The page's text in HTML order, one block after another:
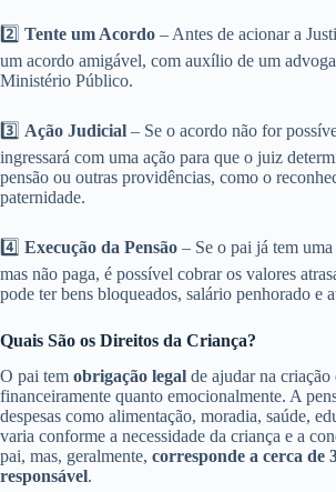
2️⃣ Tente um Acordo – Antes de acionar a
um acordo amigável, com auxílio de um
Ministério Público.
3️⃣ Ação Judicial – Se o acordo não for
ingressará com uma ação para que o juiz
pensão ou outras providências, como o
paternidade.
4️⃣ Execução da Pensão – Se o pai já tem
mas não paga, é possível cobrar os valores
pode ter bens bloqueados, salário penhorado e
Quais São os Direitos da Criança?
O pai tem obrigação legal de ajudar na
financeiramente quanto emocionalmente. A
despesas como alimentação, moradia, saúde,
varia conforme a necessidade da criança e a
pai, mas, geralmente, corresponde a cerca de
responsável.